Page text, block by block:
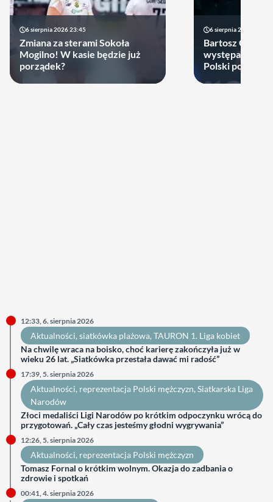
6 sierpnia 2026 23:45
Zmiana za sterami Sokoła
Mogilno! W kasie będzie już
porządek?
6 sierpnia 2026 17:40
Bartosz
występach w
Polski podjął
12:33, 6. sierpnia 2026
Aktualności, siatkówka plażowa, TAURON 1. Liga kobiet
Na chwilę wraca na boisko, choć karierę zakończyła już w
wieku 26 lat. „Siatkówka przestała dawać mi radość”
17:39, 5. sierpnia 2026
Aktualności, reprezentacja Polski mężczyzn, Siatkarska Liga
Narodów
Złoci medaliści Ligi Narodów po krótkim odpoczynku wrócą do
przygotowań. „Cały czas jesteśmy głodni wygrywania”
12:26, 5. sierpnia 2026
Aktualności, reprezentacja Polski mężczyzn
Tomasz Fornal o krótkim wolnym. Okazja do zadbania o
zdrowie i spotkań
00:41, 4. sierpnia 2026